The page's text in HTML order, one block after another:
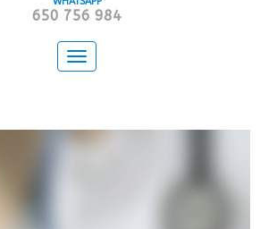
650 756 984
Toggle